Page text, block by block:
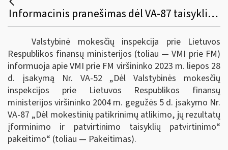
Informacinis pranešimas dėl VA-87 taisyklių pakeitimo
Valstybinė mokesčių inspekcija prie Lietuvos
Respublikos finansų ministerijos (toliau ― VMI prie FM)
informuoja apie VMI prie FM viršininko 2023 m. liepos 28
d. įsakymą Nr. VA-52 „Dėl Valstybinės mokesčių
inspekcijos prie Lietuvos Respublikos finansų
ministerijos viršininko 2004 m. gegužės 5 d. įsakymo Nr.
VA-87 „Dėl mokestinių patikrinimų atlikimo, jų rezultatų
įforminimo ir patvirtinimo taisyklių patvirtinimo“
pakeitimo“ (toliau — Pakeitimas).